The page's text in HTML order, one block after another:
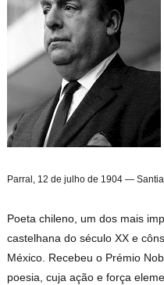
Parral 12 de julho de 1904 —
Poeta chileno, um dos mais
castelhana do século XX e
México. Recebeu o Prémio
poesia, cuja ação e força